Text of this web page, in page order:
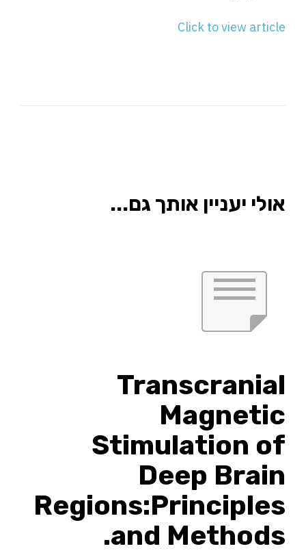
Click to view article
אולי יעניין אותך גם...
Transcranial
Magnetic
Stimulation of
Deep Brain
Regions:Principles
and Methods.